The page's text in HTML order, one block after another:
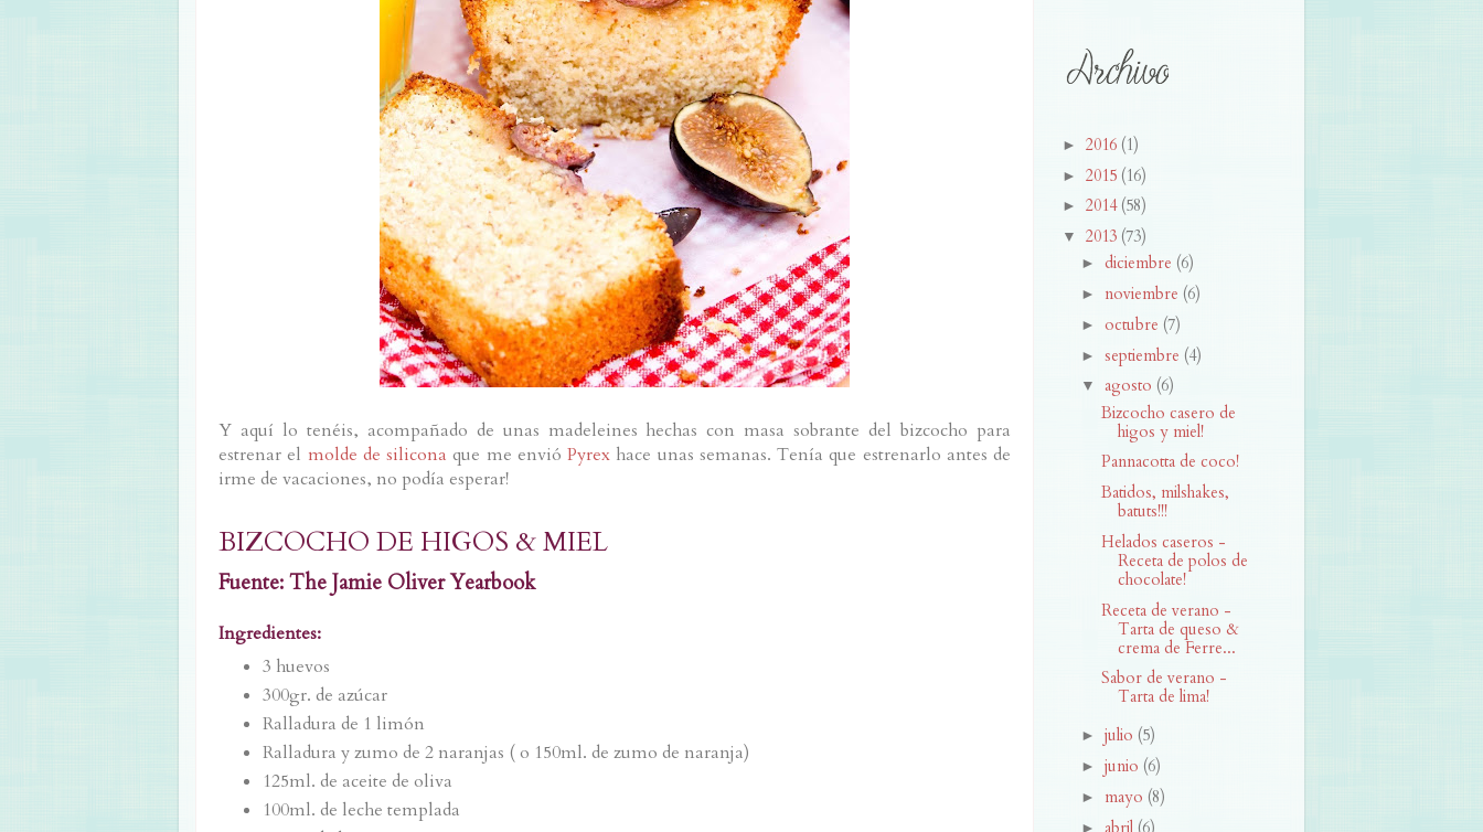
Y aquí lo tenéis, acompañado de unas madeleines hechas con masa sobrante del bizcocho para
estrenar el molde de silicona que me envió Pyrex hace unas semanas. Tenía que estrenarlo antes de
irme de vacaciones, no podía esperar!
BIZCOCHO DE HIGOS & MIEL
Fuente: The Jamie Oliver Yearbook
Ingredientes:
3 huevos
300gr. de azúcar
Ralladura de 1 limón
Ralladura y zumo de 2 naranjas ( o 150ml. de zumo de naranja)
125ml. de aceite de oliva
100ml. de leche templada
► 2016 (1)
► 2015 (16)
► 2014 (58)
▼ 2013 (73)
►diciembre (6)
► noviembre (6)
►octubre (7)
►septiembre (4)
▼agosto (6)
Bizcocho casero de
higos y miel!
Pannacotta de coco!
Batidos, milshakes,
batuts!!!
Helados caseros -
Receta de polos de
chocolate!
Receta de verano -
Tarta de queso &
crema de Ferre...
Sabor de verano -
Tarta de lima!
►julio (5)
►junio (6)
► mayo (8)
►